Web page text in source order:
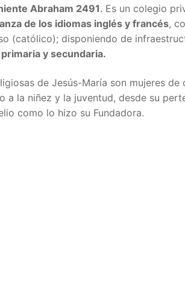
Abraham 2491. Es un colegio
de los idiomas inglés y francés,
(católico); disponiendo de
y secundaria.
de Jesús-María son mujeres
a la niñez y la juventud, desde su
como lo hizo su Fundadora.